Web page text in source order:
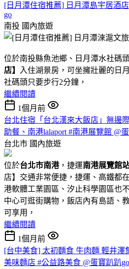
[日月潭住宿推薦] 日月潭島宇居酒
go
南投 國內旅遊
位於南投縣魚池鄉、日月潭水社碼
店】
入住湖景房，可坐擁壯麗的日
社碼頭只要步行2分鐘，
繼續閱讀
1個月前
台北住宿「台北漢來大飯店」無邊
助餐、南港lalaport #南港展覽館 @
台北市 國內旅遊
位於台北市南港，捷運南港展覽館
店】交通非常便捷，捷運、高鐵都
港軟體工業園區、汐止科學園區也
中心可逛街購物，飯店內有島語、
可享用，
繼續閱讀
1個月前
[台中美食] 太初麵食 牛肉麵 輕井澤
美味麵店 #公益路美食 @蛋寶趴趴go